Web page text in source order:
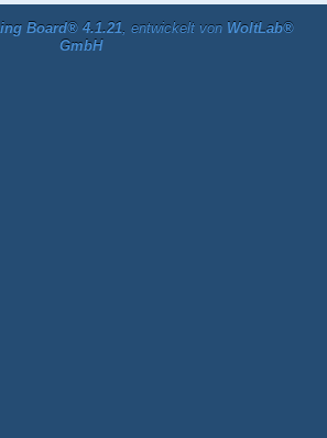
Board® 4.1.21, entwickelt von WoltLab®
GmbH